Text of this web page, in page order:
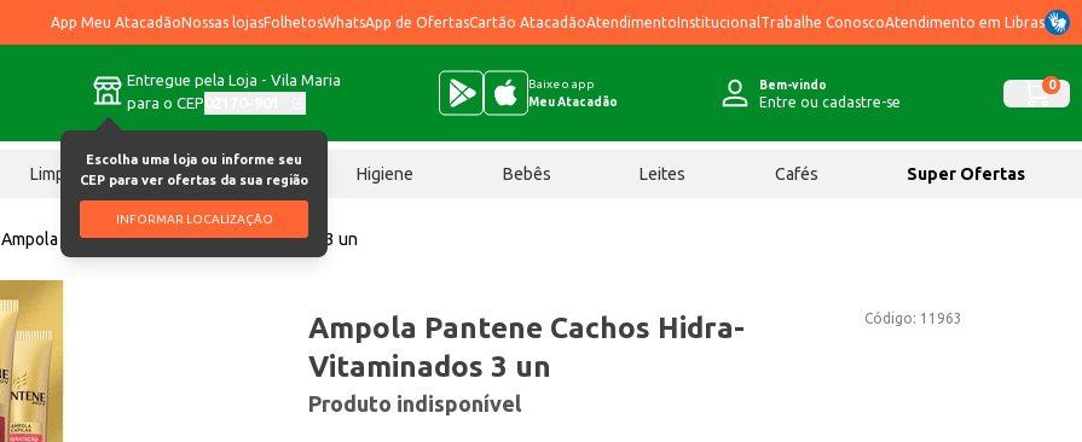
App Meu AtacadãoNossas lojasFolhetosWhatsApp de OfertasCartão AtacadãoAtendimentoInstitucional Trabalhe ConoscoAtendimento em Libras
Entregue pela Loja - Vila Maria
para o CEP
Escolha uma loja ou informe seu
CEP para ver ofertas da sua região
INFORMAR LOCALIZAÇÃO
Baixe o app
Meu Atacadão
Bem-vindo
Entre ou cadastre-se
0
Limpeza Chocolates Higiene Bebês Leites Cafés Super Ofertas
Ampola Pantene Cachos Hidra Vitaminados 3 un
Código: 11963
Ampola Pantene Cachos Hidra-
Vitaminados 3 un
Produto indisponível